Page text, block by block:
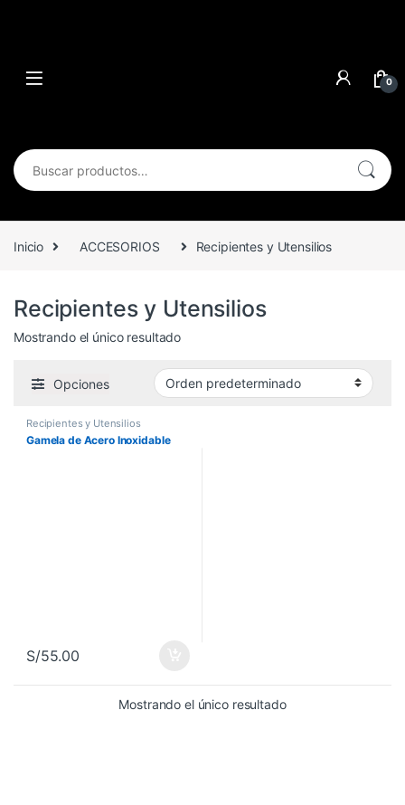
0
Buscar por:
Inicio ACCESORIOS Recipientes y Utensilios
Recipientes y Utensilios
Mostrando el único resultado
Opciones
Recipientes y Utensilios
Gamela de Acero Inoxidable
S/55.00
Mostrando el único resultado